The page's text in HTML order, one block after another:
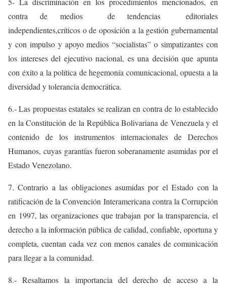
contra de medios de tendencias editoriales
independientes,críticos o de oposición a la gestión gubernamental
y con impulso y apoyo medios “socialistas” o simpatizantes con
los intereses del ejecutivo nacional, es una decisión que apunta
con éxito a la política de hegemonía comunicacional, opuesta a la
diversidad y tolerancia democrática.
6.- Las propuestas estatales se realizan en contra de lo establecido
en la Constitución de la República Bolivariana de Venezuela y el
contenido de los instrumentos internacionales de Derechos
Humanos, cuyas garantías fueron soberanamente asumidas por el
Estado Venezolano.
7. Contrario a las obligaciones asumidas por el Estado con la
ratificación de la Convención Interamericana contra la Corrupción
en 1997, las organizaciones que trabajan por la transparencia, el
derecho a la información pública de calidad, confiable, oportuna y
completa, cuentan cada vez con menos canales de comunicación
para llegar a la comunidad.
8.- Resaltamos la importancia del derecho de acceso a la